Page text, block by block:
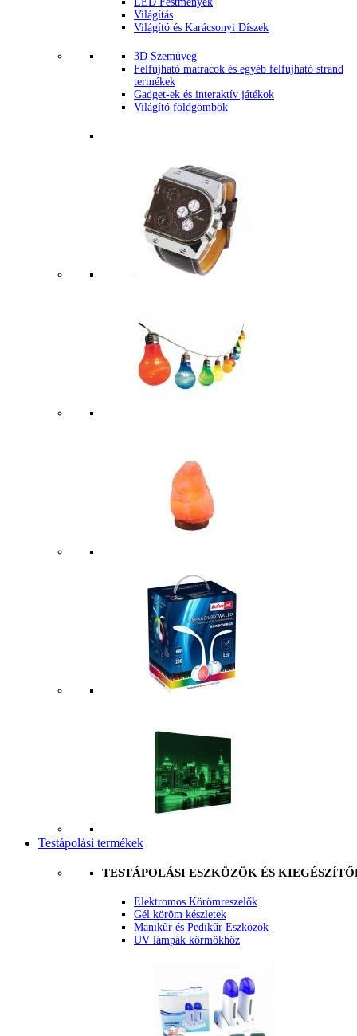
Világítás
Világító és Karácsonyi Díszek
3D Szemüveg
Felfújható matracok és egyéb felfújható strand
termékek
Gadget-ek és interaktív játékok
Világító földgömbök
Testápolási termékek
TESTÁPOLÁSI ESZKÖZÖK ÉS
Elektromos Körömreszelők
Gél köröm készletek
Manikűr és Pedikűr Eszközök
UV lámpák körmökhöz